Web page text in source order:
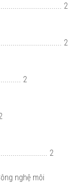
2
2
2
2
nghệ môi